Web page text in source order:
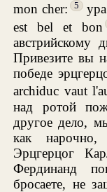
mon cher:
5
est bel et bon
австрийскому
Привезите вы
победе
archiduc vaut
над ротой
другое дело,
как нарочно,
Эрцгерцог
Фердинанд
бросаете, не